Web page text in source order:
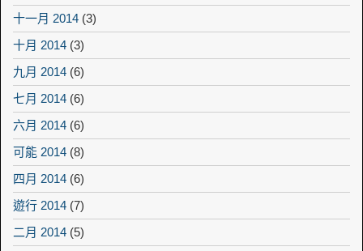
十一月 2014 (3)
十月 2014 (3)
九月 2014 (6)
七月 2014 (6)
六月 2014 (6)
可能 2014 (8)
四月 2014 (6)
遊行 2014 (7)
二月 2014 (5)